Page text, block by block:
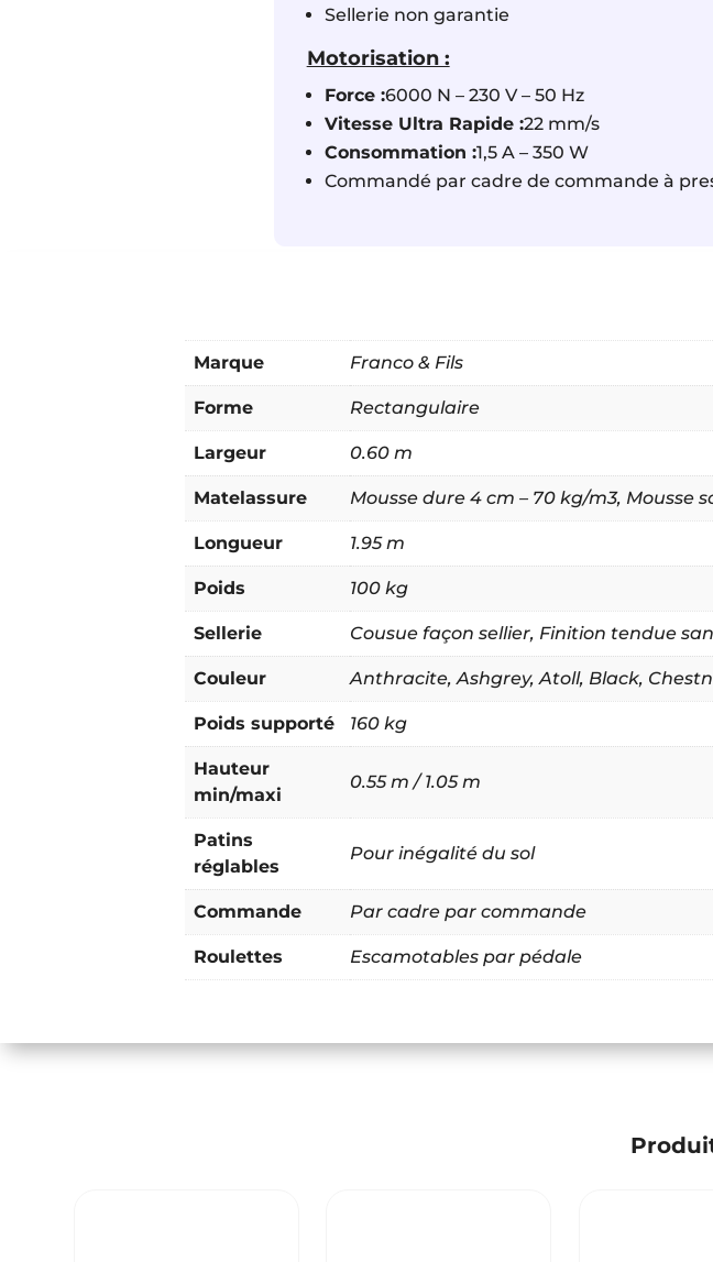
Sellerie non garantie
Motorisation :
Force :6000 N – 230 V – 50 Hz
Vitesse Ultra Rapide :22 mm/s
Consommation :1,5 A – 350 W
Commandé par cadre de commande à
Marque Franco & Fils
Forme Rectangulaire
Largeur 0.60 m
Matelassure Mousse dure 4 cm – 70 kg/m3, Mousse
Longueur 1.95 m
Poids 100 kg
Sellerie Cousue façon sellier, Finition tendue
Couleur Anthracite,Ashgrey,Atoll, Black,
Poids supporté 160 kg
Hauteur
min/maxi
0.55 m / 1.05 m
Patins
réglables
Pour inégalité du sol
Commande Par cadre par commande
Roulettes Escamotables par pédale